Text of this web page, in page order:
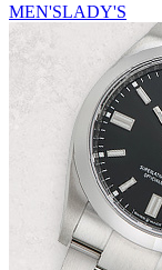
MEN'SLADY'S